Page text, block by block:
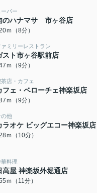
ーパー
のハナマサ 市ヶ谷店
ｍ（8分）
ァミリーレストラン
スト市ヶ谷駅前店
ｍ（9分）
茶店・カフェ
フェ・ベローチェ神楽坂店
ｍ（9分）
の他
ラオケ ビッグエコー神楽坂店
ｍ（10分）
華料理
高屋 神楽坂外堀通店
ｍ（11分）